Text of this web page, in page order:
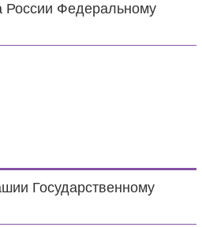
России Федеральному
Государственному